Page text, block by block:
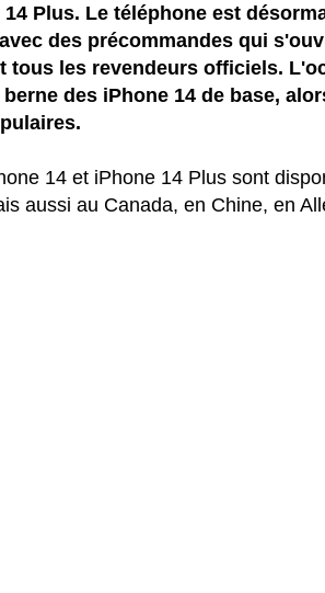
Plus. Le téléphone est
des précommandes qui
tous les revendeurs officiels.
des iPhone 14 de base,
14 et iPhone 14 Plus sont
aussi au Canada, en Chine, en